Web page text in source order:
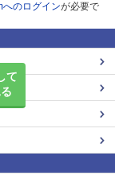
へのログインが必要で
て